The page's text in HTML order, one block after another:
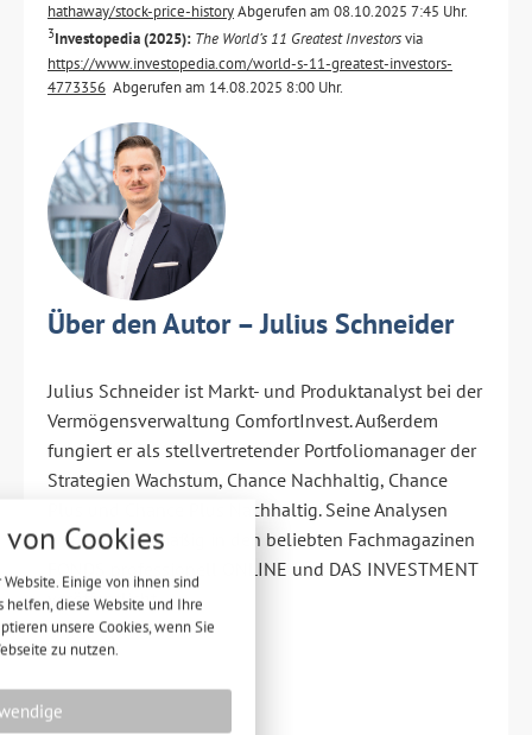
hathaway/stock-price-historyAbgerufen am 08.10.2025 7:45 Uhr.
3Investopedia (2025): The World’s 11 Greatest Investorsvia
https://www.investopedia.com/world-s-11-greatest-investors-
4773356 Abgerufen am 14.08.2025 8:00 Uhr.
Über den Autor – Julius Schneider
Julius Schneider ist Markt- und Produktanalyst bei der
Vermögensverwaltung ComfortInvest. Außerdem
fungiert er als stellvertretender Portfoliomanager der
Strategien Wachstum, Chance Nachhaltig, Chance
Plus und Chance Plus Nachhaltig. Seine Analysen
werden regelmäßig in den beliebten Fachmagazinen
FONDS professionell ONLINE und DAS INVESTMENT
veröffentlicht.
Cookies
Einige von ihnen sind
diese Website und Ihre
unsere Cookies, wenn Sie
zu nutzen.
alle verwendeten Cookies und
Notwendig